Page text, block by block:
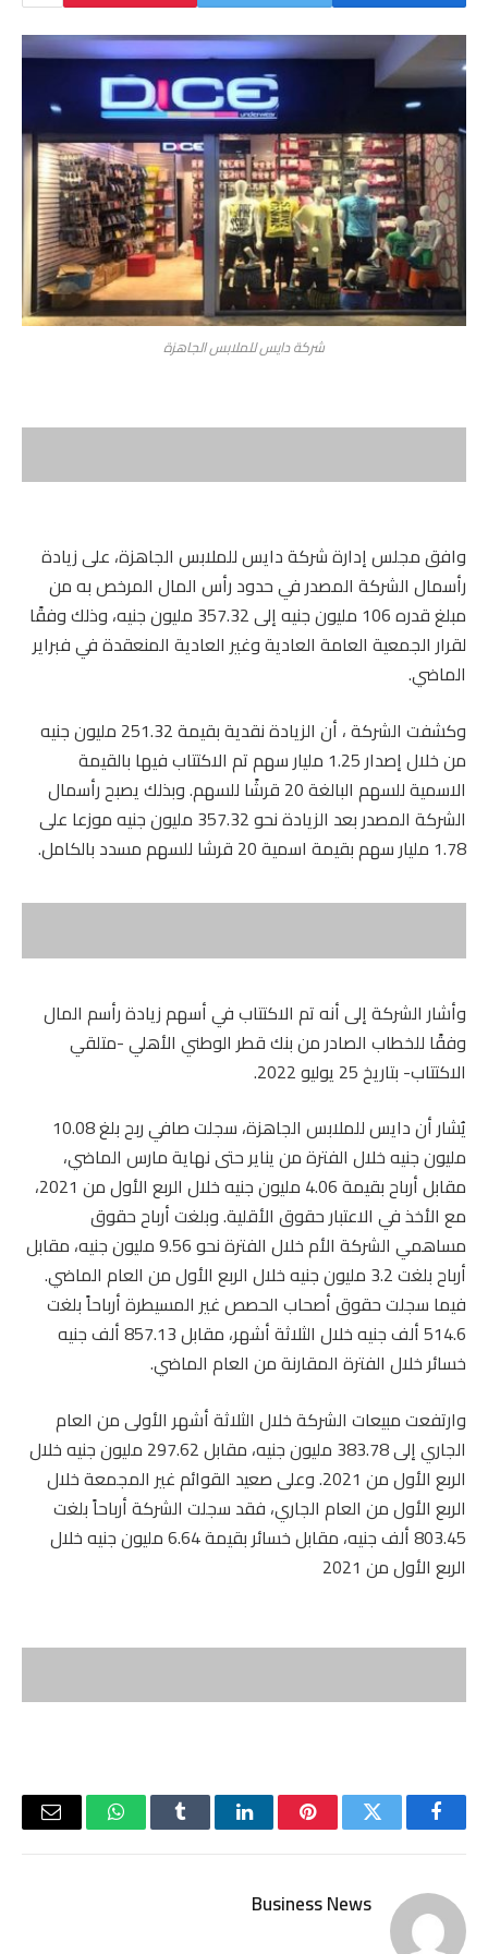
شركة دايس للملابس الجاهزة
وافق مجلس إدارة شركة دايس للملابس الجاهزة، على زيادة
رأسمال الشركة المصدر في حدود رأس المال المرخص به من
مبلغ قدره 106 مليون جنيه إلى 357.32 مليون جنيه، وذلك وفقًا
لقرار الجمعية العامة العادية وغير العادية المنعقدة في فبراير
الماضي.
وكشفت الشركة ، أن الزيادة نقدية بقيمة 251.32 مليون جنيه
من خلال إصدار 1.25 مليار سهم تم الاكتتاب فيها بالقيمة
الاسمية للسهم البالغة 20 قرشًا للسهم. وبذلك يصبح رأسمال
الشركة المصدر بعد الزيادة نحو 357.32 مليون جنيه موزعا على
1.78 مليار سهم بقيمة اسمية 20 قرشا للسهم مسدد بالكامل.
وأشار الشركة إلى أنه تم الاكتتاب في أسهم زيادة رأسم المال
وفقًا للخطاب الصادر من بنك قطر الوطني الأهلي -متلقي
الاكتتاب- بتاريخ 25 يوليو 2022.
يُشار أن دايس للملابس الجاهزة، سجلت صافي ربح بلغ 10.08
مليون جنيه خلال الفترة من يناير حتى نهاية مارس الماضي،
مقابل أرباح بقيمة 4.06 مليون جنيه خلال الربع الأول من 2021،
مع الأخذ في الاعتبار حقوق الأقلية. وبلغت أرباح حقوق
مساهمي الشركة الأم خلال الفترة نحو 9.56 مليون جنيه، مقابل
أرباح بلغت 3.2 مليون جنيه خلال الربع الأول من العام الماضي.
فيما سجلت حقوق أصحاب الحصص غير المسيطرة أرباحاً بلغت
514.6 ألف جنيه خلال الثلاثة أشهر، مقابل 857.13 ألف جنيه
خسائر خلال الفترة المقارنة من العام الماضي.
وارتفعت مبيعات الشركة خلال الثلاثة أشهر الأولى من العام
الجاري إلى 383.78 مليون جنيه، مقابل 297.62 مليون جنيه خلال
الربع الأول من 2021. وعلى صعيد القوائم غير المجمعة خلال
الربع الأول من العام الجاري، فقد سجلت الشركة أرباحاً بلغت
803.45 ألف جنيه، مقابل خسائر بقيمة 6.64 مليون جنيه خلال
الربع الأول من 2021
فيسبوكتويتر بينتيريستلينكدإن Tumblr واتسابالبريد
Business News